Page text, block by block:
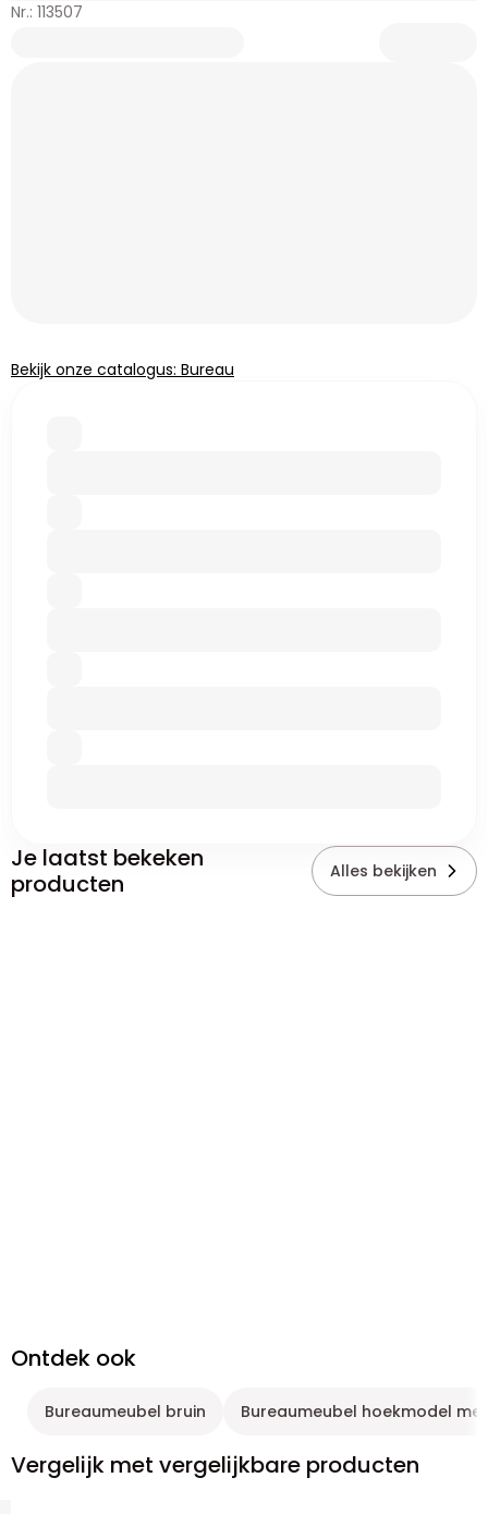
Nr.: 113507
Bekijk onze catalogus: Bureau
Je laatst bekeken
producten
Alles bekijken
Ontdek ook
Bureaumeubel bruin Bureaumeubel hoekmodel
Vergelijk met vergelijkbare producten